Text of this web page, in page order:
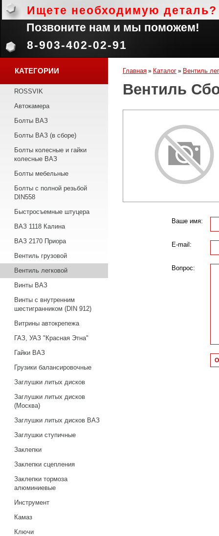
Ищете необходимую деталь?
Позвоните нам и мы поможем!
8-903-402-02-91
КАТЕГОРИИ
ROSSVIK
Автокамера
Болты ВАЗ
Болты ВАЗ (в сборе)
Болты колесные и гайки
колесные ВАЗ
Болты мебельные
Болты с полной резьбой
DIN558
Быстросъемные штуцера
ВАЗ 1118 Калина
ВАЗ 2170 Приора
Вентиль грузовой
Вентиль легковой
Винты ВАЗ
Винты с внутренним
шестигранником (DIN 912)
Витрины автокрепежа
ГАЗ, УАЗ "Красная Этна"
Гайки ВАЗ
Грузики балансировочные
Заглушки литых дисков
Заглушки литых дисков
(Москва)
Заглушки литых дисков ВАЗ
Заглушки ступичные
Заклепки
Заклепки сцепления
Заклепки тормоза
алюминиевые
Инструмент
Камаз
Ключи
Главная » Каталог » Вентиль
Вентиль
Ваше имя:
E-mail:
Вопрос: